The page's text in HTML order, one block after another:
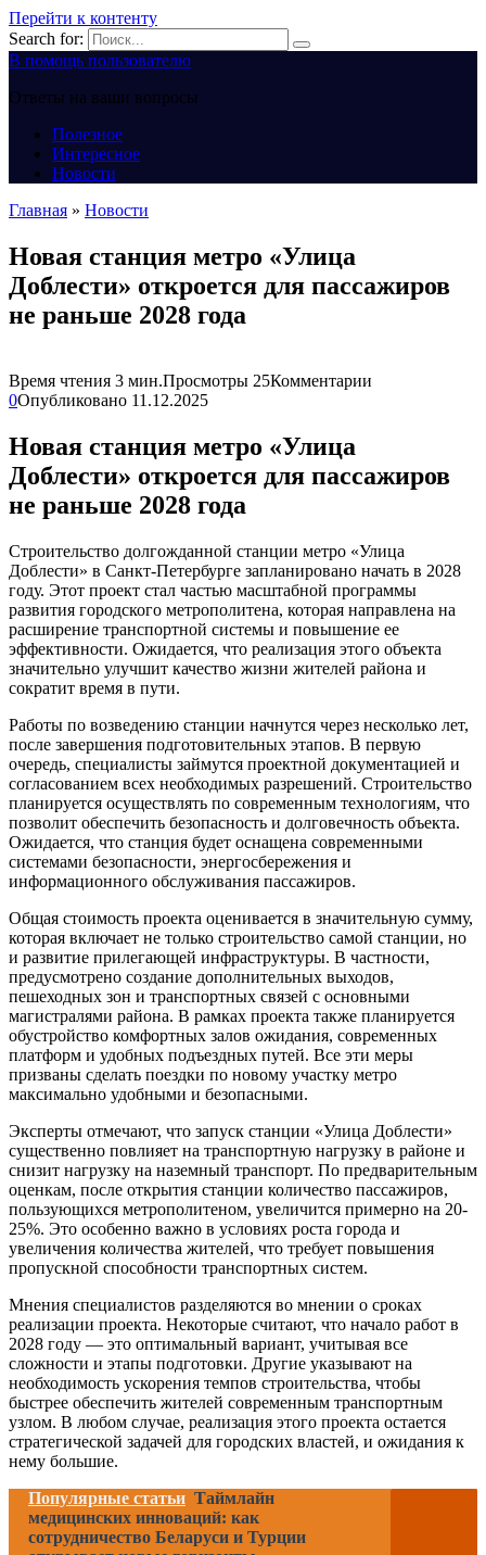
Перейти к контенту
Search for:
В помощь пользователю
Ответы на ваши вопросы
Полезное
Интересное
Новости
Главная » Новости
Новая станция метро «Улица
Доблести» откроется для пассажиров
не раньше 2028 года
Время чтения 3 мин.Просмотры 25Комментарии
0Опубликовано 11.12.2025
Новая станция метро «Улица
Доблести» откроется для пассажиров
не раньше 2028 года
Строительство долгожданной станции метро «Улица
Доблести» в Санкт-Петербурге запланировано начать в 2028
году. Этот проект стал частью масштабной программы
развития городского метрополитена, которая направлена на
расширение транспортной системы и повышение ее
эффективности. Ожидается, что реализация этого объекта
значительно улучшит качество жизни жителей района и
сократит время в пути.
Работы по возведению станции начнутся через несколько лет,
после завершения подготовительных этапов. В первую
очередь, специалисты займутся проектной документацией и
согласованием всех необходимых разрешений. Строительство
планируется осуществлять по современным технологиям, что
позволит обеспечить безопасность и долговечность объекта.
Ожидается, что станция будет оснащена современными
системами безопасности, энергосбережения и
информационного обслуживания пассажиров.
Общая стоимость проекта оценивается в значительную сумму,
которая включает не только строительство самой станции, но
и развитие прилегающей инфраструктуры. В частности,
предусмотрено создание дополнительных выходов,
пешеходных зон и транспортных связей с основными
магистралями района. В рамках проекта также планируется
обустройство комфортных залов ожидания, современных
платформ и удобных подъездных путей. Все эти меры
призваны сделать поездки по новому участку метро
максимально удобными и безопасными.
Эксперты отмечают, что запуск станции «Улица Доблести»
существенно повлияет на транспортную нагрузку в районе и
снизит нагрузку на наземный транспорт. По предварительным
оценкам, после открытия станции количество пассажиров,
пользующихся метрополитеном, увеличится примерно на 20-
25%. Это особенно важно в условиях роста города и
увеличения количества жителей, что требует повышения
пропускной способности транспортных систем.
Мнения специалистов разделяются во мнении о сроках
реализации проекта. Некоторые считают, что начало работ в
2028 году — это оптимальный вариант, учитывая все
сложности и этапы подготовки. Другие указывают на
необходимость ускорения темпов строительства, чтобы
быстрее обеспечить жителей современным транспортным
узлом. В любом случае, реализация этого проекта остается
стратегической задачей для городских властей, и ожидания к
нему большие.
Популярные статьи Таймлайн
медицинских инноваций: как
сотрудничество Беларуси и Турции